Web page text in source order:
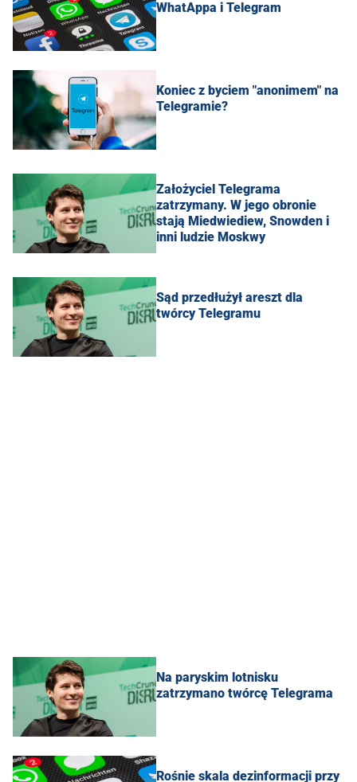
WhatAppa i Telegram
Koniec z byciem "anonimem" na
Telegramie?
Założyciel Telegrama
zatrzymany. W jego obronie
stają Miedwiediew, Snowden i
inni ludzie Moskwy
Sąd przedłużył areszt dla
twórcy Telegramu
Na paryskim lotnisku
zatrzymano twórcę Telegrama
Rośnie skala dezinformacji przy